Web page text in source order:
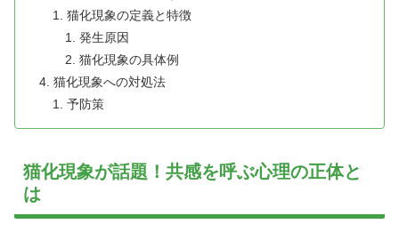
猫化現象の定義と特徴
発生原因
猫化現象の具体例
猫化現象への対処法
予防策
猫化現象が話題！共感を呼ぶ心理の正体と
は